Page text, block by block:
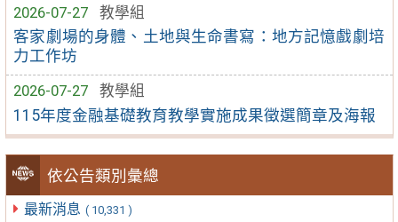
2026-07-27
教學組
客家劇場的身體、土地與生命書寫：地方記憶戲劇培
力工作坊
2026-07-27
教學組
115年度金融基礎教育教學實施成果徵選簡章及海報
依公告類別彙總
最新消息 ( 10,331 )